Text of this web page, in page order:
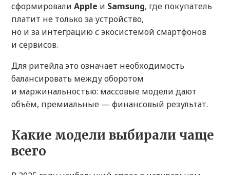
сформировали Apple и Samsung, где покупатель
платит не только за устройство,
но и за интеграцию с экосистемой смартфонов
и сервисов.
Для ритейла это означает необходимость
балансировать между оборотом
и маржинальностью: массовые модели дают
объём, премиальные — финансовый результат.
Какие модели выбирали чаще
всего